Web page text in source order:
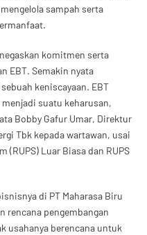
sampah serta
komitmen serta
EBT. Semakin nyata
keniscayaan. EBT
suatu keharusan,
Bobby Gafur Umar, Direktur
Tbk kepada wartawan, usai
(RUPS) Luar Biasa dan RUPS
di PT Maharasa Biru
rencana pengembangan
usahanya berencana untuk